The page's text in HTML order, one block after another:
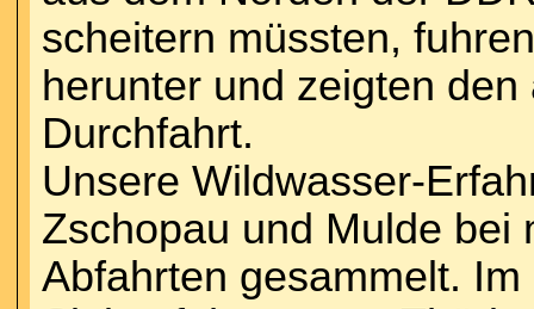
scheitern müssten,
herunter und zeigten
Durchfahrt.
Unsere Wildwasser-
Zschopau und Mulde bei
Abfahrten gesammelt.